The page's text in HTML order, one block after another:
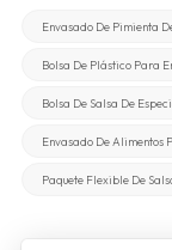
Envasado De Pimienta
Bolsa De Plástico Para
Bolsa De Salsa De
Envasado De Alimentos
Paquete Flexible De